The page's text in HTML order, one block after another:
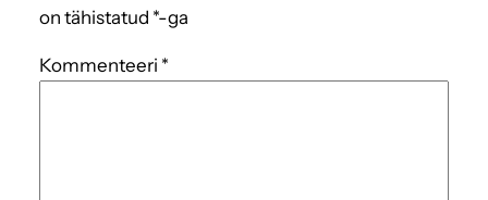
on tähistatud *-ga
Kommenteeri *